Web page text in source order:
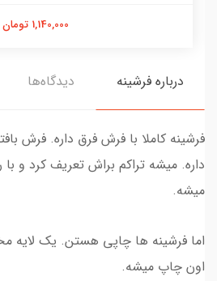
1,140,000 تومان
درباره فرشینه دیدگاه‌ها
فرشینه کاملا با فرش فرق داره. فرش
داره. میشه تراکم براش تعریف کرد و
میشه.
اما فرشینه ها چاپی هستن. یک
اون چاپ میشه.